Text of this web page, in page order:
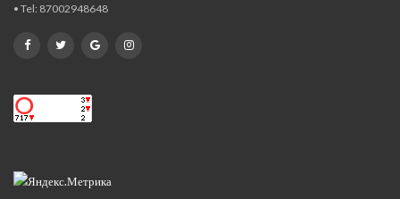
• Tel: 87002948648